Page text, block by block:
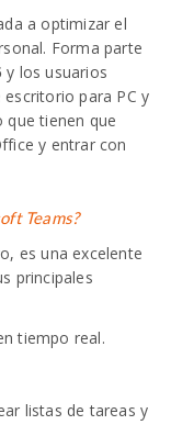
a optimizar el
Forma parte
y los usuarios
para PC y
que tienen que
y entrar con
Teams?
es una excelente
principales
tiempo real.
listas de tareas y